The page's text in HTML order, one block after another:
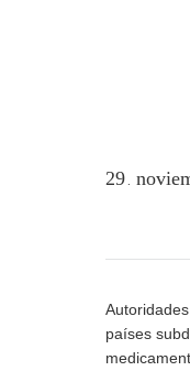
29
países